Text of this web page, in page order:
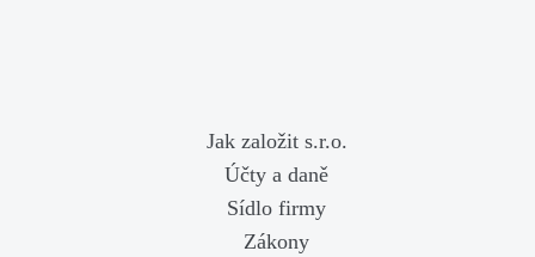
Jak založit s.r.o.
Účty a daně
Sídlo firmy
Zákony